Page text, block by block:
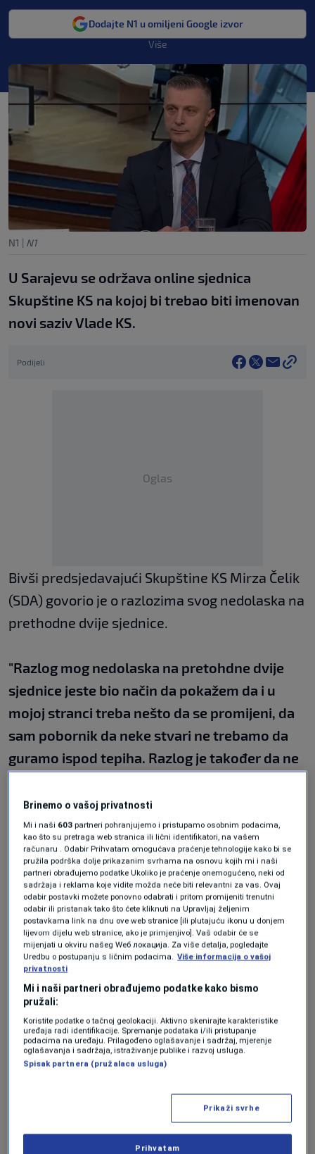
Dodajte N1 u omiljeni Google izvor
Više
N1 | N1
U Sarajevu se održava online sjednica
Skupštine KS na kojoj bi trebao biti imenovan
novi saziv Vlade KS.
Podijeli
Oglas
Bivši predsjedavajući Skupštine KS Mirza Čelik
(SDA) govorio je o razlozima svog nedolaska na
prethodne dvije sjednice.
"Razlog mog nedolaska na pretohdne dvije
sjednice jeste bio način da pokažem da i u
mojoj stranci treba nešto da se promijeni, da
sam pobornik da neke stvari ne trebamo da
guramo ispod tepiha. Razlog je također da ne
nedovoljno borben za neke projekte koji su
bitni za građane KS pa i šire. Također želim da
se ogradim od nastupa svih zastupnika, a čak i
iz kluba iz kojeg dolazim, na način na koji nije
primjeren za Skupštinu KS, a to jeste da
vodimo mahalašku politiku, da se tako
izrazim. Podržavat ću sve one projekte koji su
bili i koji će biti dobri za naše suigrađane.
Želim da se zahvalim Nenadiću i kompletnoj
vladi na saradnji i o nastavku mog djelovanja
kako u Klubu SDA, ukoliko se to ne bude njima
svidjelo, imaju organi stranke i neka odluče o
tome",
kazao je Čelik.
Prije njega, mandatar za sastavljanje nove
Vlade Edin Forto (NS) je izložio ekspoze po
Brinemo o vašoj privatnosti
Mi i naši 603 partneri pohranjujemo i pristupamo osobnim podacima,
kao što su pretraga web stranica ili lični identifikatori, na vašem
računaru . Odabir Prihvatam omogućava praćenje tehnologije kako bi se
pružila podrška dolje prikazanim svrhama na osnovu kojih mi i naši
partneri obrađujemo podatke Ukoliko je praćenje onemogućeno, neki od
sadržaja i reklama koje vidite možda neće biti relevantni za vas. Ovaj
odabir postavki možete ponovno odabrati i pritom promijeniti trenutni
odabir ili pristanak tako što ćete kliknuti na Upravljaj željenim
postavkama link na dnu ove web stranice [ili plutajuću ikonu u donjem
lijevom dijelu web stranice, ako je primjenjivo]. Vaš odabir će se
mijenjati u okviru našeg Wеб локација. Za više detalja, pogledajte
Uredbu o postupanju s ličnim podacima. Više informacija o vašoj
privatnosti
Mi i naši partneri obrađujemo podatke kako bismo
pružali:
Koristite podatke o tačnoj geolokaciji. Aktivno skenirajte karakteristike
uređaja radi identifikacije. Spremanje podataka i/ili pristupanje
podacima na uređaju. Prilagođeno oglašavanje i sadržaj, mjerenje
oglašavanja i sadržaja, istraživanje publike i razvoj usluga.
Spisak partnera (pružalaca usluga)
Prikaži svrhe
Prihvatam